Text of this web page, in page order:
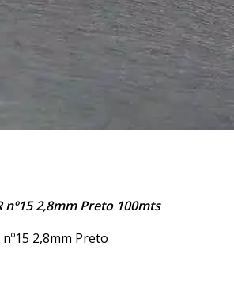
nº15 2,8mm Preto 100mts
2,8mm Preto